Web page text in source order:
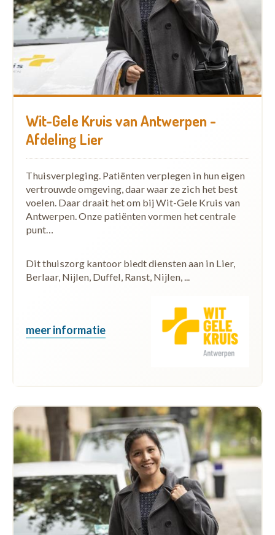
Wit-Gele Kruis van Antwerpen -
Afdeling Lier
Thuisverpleging. Patiënten verplegen in hun eigen
vertrouwde omgeving, daar waar ze zich het best
voelen. Daar draait het om bij Wit-Gele Kruis van
Antwerpen. Onze patiënten vormen het centrale
punt…
Dit thuiszorg kantoor biedt diensten aan in Lier,
Berlaar, Nijlen, Duffel, Ranst, Nijlen, ...
meer informatie